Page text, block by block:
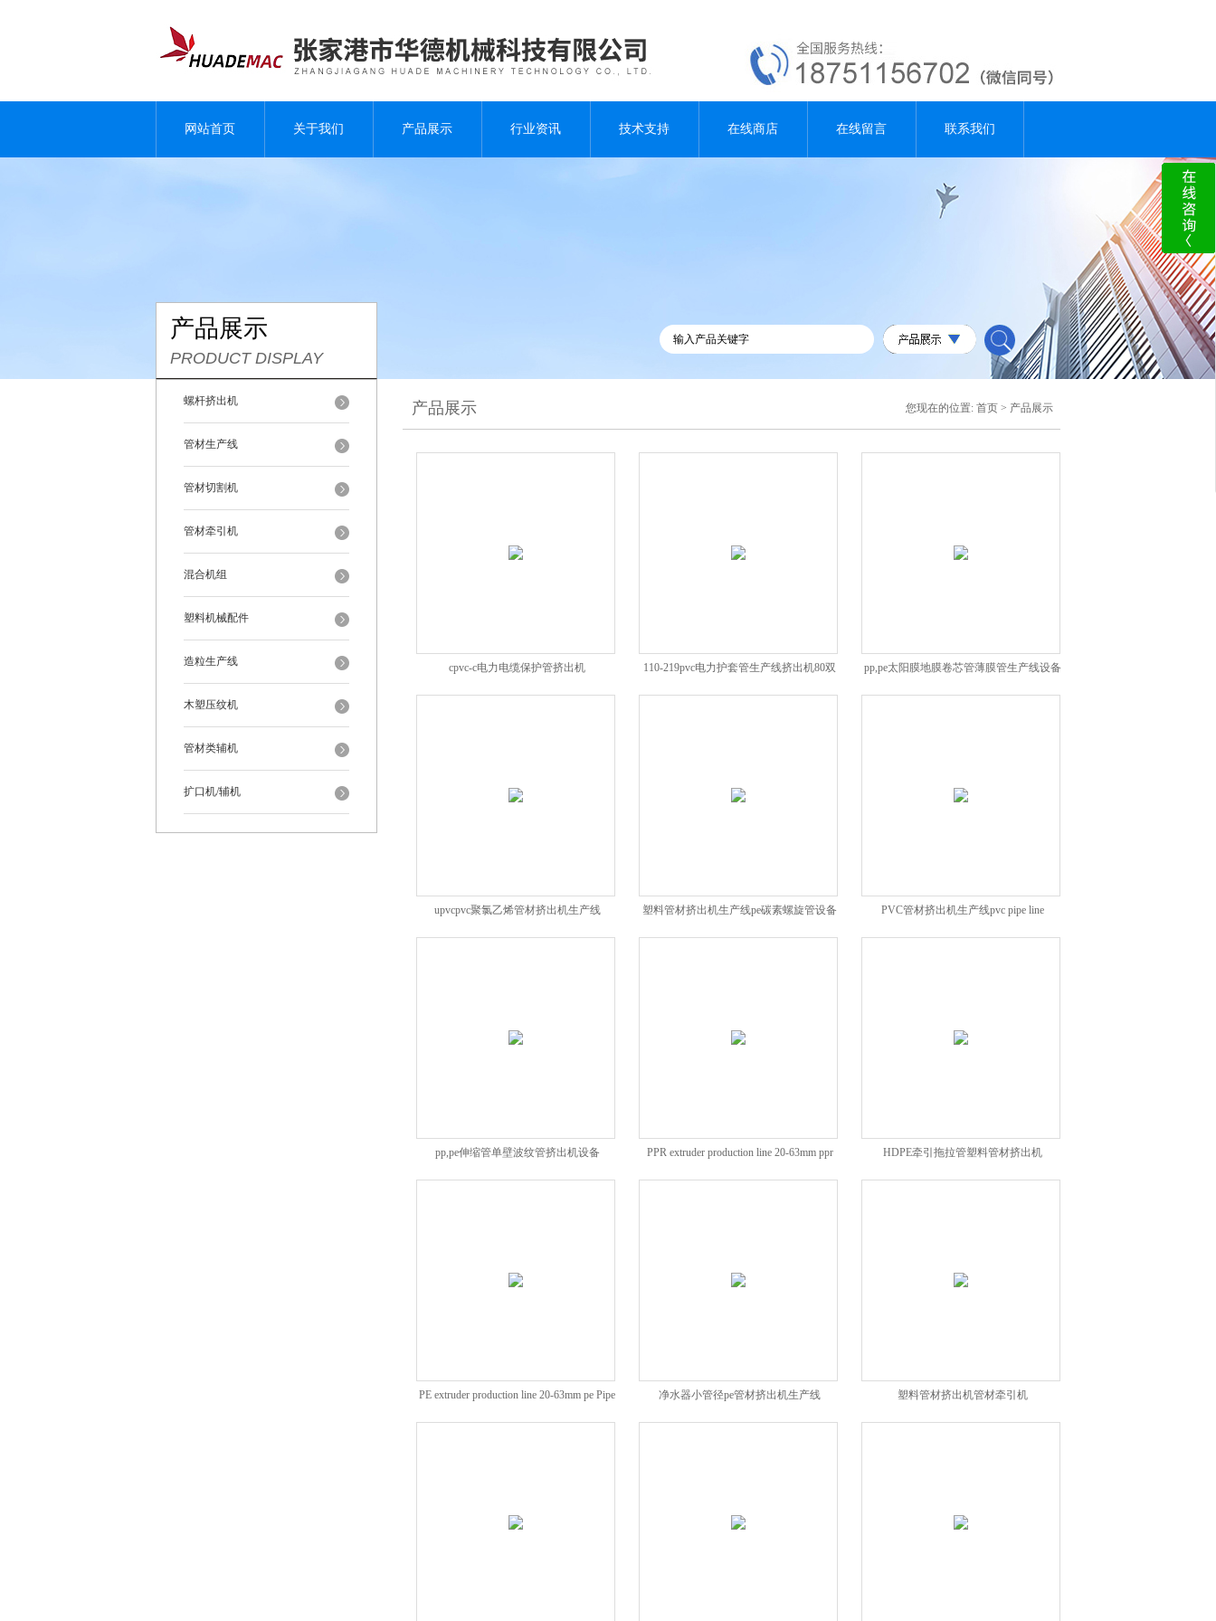
网站首页 关于我们 产品展示 行业资讯 技术支持 在线商店 在线留言 联系我们
产品展示
PRODUCT DISPLAY
螺杆挤出机
管材生产线
管材切割机
管材牵引机
混合机组
塑料机械配件
造粒生产线
木塑压纹机
管材类辅机
扩口机/辅机
产品展示 您现在的位置: 首页 > 产品展示
cpvc-c电力电缆保护管挤出机 110-219pvc电力护套管生产线挤出机80双
螺杆
pp,pe太阳膜地膜卷芯管薄膜管生产线设备
upvcpvc聚氯乙烯管材挤出机生产线 塑料管材挤出机生产线pe碳素螺旋管设备 PVC管材挤出机生产线pvc pipe line
pp,pe伸缩管单壁波纹管挤出机设备
expansion tube extruder
PPR extruder production line 20-63mm ppr
Pipe Prod
HDPE牵引拖拉管塑料管材挤出机
PE extruder production line 20-63mm pe Pipe
Produc
净水器小管径pe管材挤出机生产线
9.5mm6.5mm
塑料管材挤出机管材牵引机